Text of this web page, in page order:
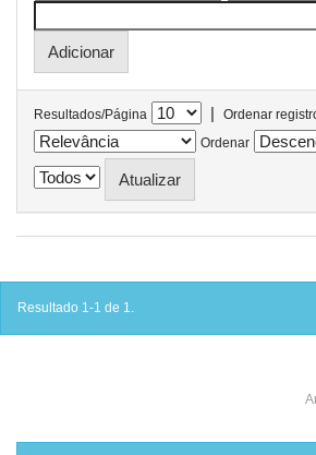
Resultados/Página |
Ordenar
Ordenar
Resultado 1-1 de 1.